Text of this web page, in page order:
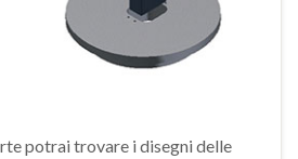
potrai trovare i disegni delle